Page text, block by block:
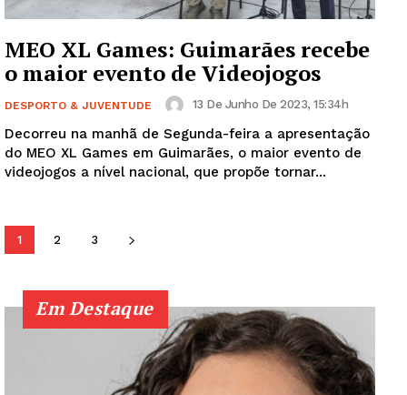
Institucional
Edição Digital
Europa
MEO XL Games: Guimarães recebe
o maior evento de Videojogos
DESPORTO & JUVENTUDE 13 De Junho De 2023, 15:34h
Decorreu na manhã de Segunda-feira a apresentação
do MEO XL Games em Guimarães, o maior evento de
videojogos a nível nacional, que propõe tornar...
1 2 3
Em Destaque